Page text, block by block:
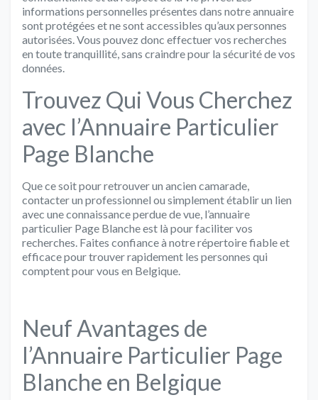
informations personnelles présentes dans notre annuaire
sont protégées et ne sont accessibles qu’aux personnes
autorisées. Vous pouvez donc effectuer vos recherches
en toute tranquillité, sans craindre pour la sécurité de vos
données.
Trouvez Qui Vous Cherchez
avec l’Annuaire Particulier
Page Blanche
Que ce soit pour retrouver un ancien camarade,
contacter un professionnel ou simplement établir un lien
avec une connaissance perdue de vue, l’annuaire
particulier Page Blanche est là pour faciliter vos
recherches. Faites confiance à notre répertoire fiable et
efficace pour trouver rapidement les personnes qui
comptent pour vous en Belgique.
Neuf Avantages de
l’Annuaire Particulier Page
Blanche en Belgique